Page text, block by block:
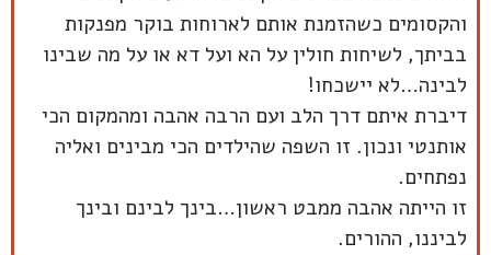
והקסומים כשהזמנת אותם לארוחות בוקר מפנקות
בביתך, לשיחות חולין על הא ועל דא או על מה שבינו
לבינה…לא יישכחו!
דיברת איתם דרך הלב ועם הרבה אהבה ומהמקום הכי
אותנטי ונכון. זו השפה שהילדים הכי מבינים ואליה
נפתחים.
זו הייתה אהבה ממבט ראשון…בינך לבינם ובינך
לביננו, ההורים.